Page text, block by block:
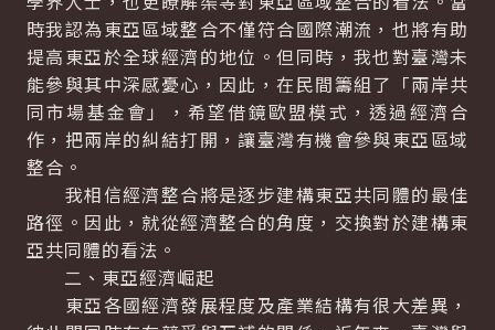
時我認為東亞區域整合不僅符合國際潮流，也將有助
提高東亞於全球經濟的地位。但同時，我也對臺灣未
能參與其中深感憂心，因此，在民間籌組了「兩岸共
同市場基金會」，希望借鏡歐盟模式，透過經濟合
作，把兩岸的糾結打開，讓臺灣有機會參與東亞區域
整合。
我相信經濟整合將是逐步建構東亞共同體的最佳
路徑。因此，就從經濟整合的角度，交換對於建構東
亞共同體的看法。
二、東亞經濟崛起
東亞各國經濟發展程度及產業結構有很大差異，